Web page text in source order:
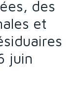
des
et
juin